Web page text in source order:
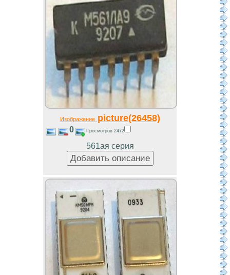
Изображениеpicture(26458)
0 Просмотров 2472
561ая серия